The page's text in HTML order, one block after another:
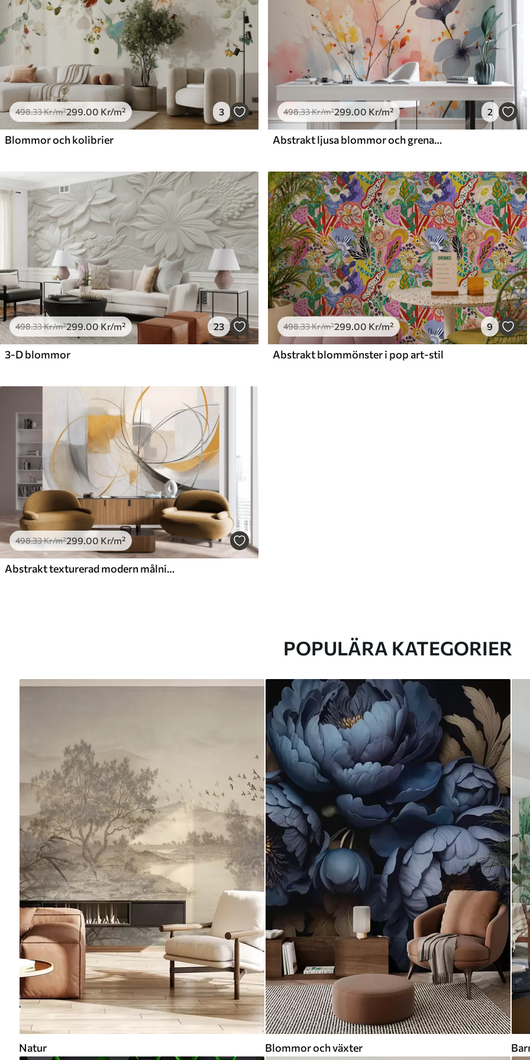
498.33Kr/m²299.00 Kr/m² 3
Blommor och kolibrier
498.33Kr/m²299.00 Kr/m² 2
Abstrakt ljusa blommor och grenar med stänk av färg våt akvarell
498.33Kr/m²299 .00 Kr/m² 23
3-D blommor
498.33Kr/m²299 .00 Kr/m² 9
Abstrakt blommönster i pop art-stil
498.33Kr/m²299.00 Kr/m²
Abstrakt texturerad modern målningsstil med böjda linjer och geometriska former i nyanser av grått, vitt och orange
POPULÄRA KATEGORIER
Natur Blommor och växter